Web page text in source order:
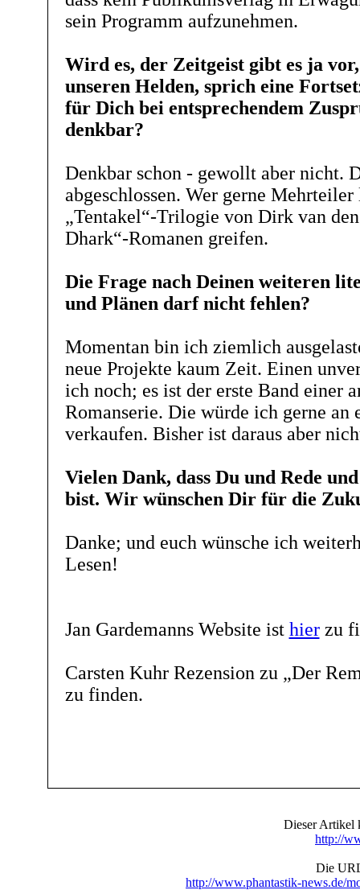
sein Programm aufzunehmen.
Wird es, der Zeitgeist gibt es ja
unseren Helden, sprich eine
für Dich bei entsprechendem
denkbar?
Denkbar schon - gewollt aber nicht.
abgeschlossen. Wer gerne
„Tentakel“-Trilogie von Dirk van
Dhark“-Romanen greifen.
Die Frage nach Deinen weiteren
und Plänen darf nicht fehlen?
Momentan bin ich ziemlich
neue Projekte kaum Zeit. Einen
ich noch; es ist der erste Band einer
Romanserie. Die würde ich gerne an
verkaufen. Bisher ist daraus aber
Vielen Dank, dass Du und Rede
bist. Wir wünschen Dir für die
Danke; und euch wünsche ich
Lesen!
Jan Gardemanns Website ist hierzu
Carsten Kuhr Rezension zu „Der
zu finden.
Dieser Artikel
http://
Die
http://www.phantastik-news.de/